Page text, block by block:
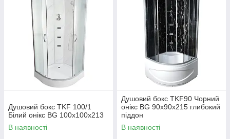
Душовий бокс TKF 100/1
Білий онікс BG 100x100x213
В наявності
Душовий бокс TKF90 Чорний
онікс BG 90x90x215 глибокий
піддон
В наявності